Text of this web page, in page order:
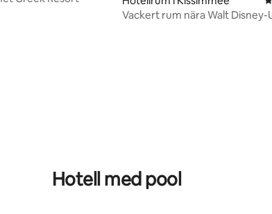
11 omdömen
Vackert rum nära Walt Disney-Universal
Hotell med pool